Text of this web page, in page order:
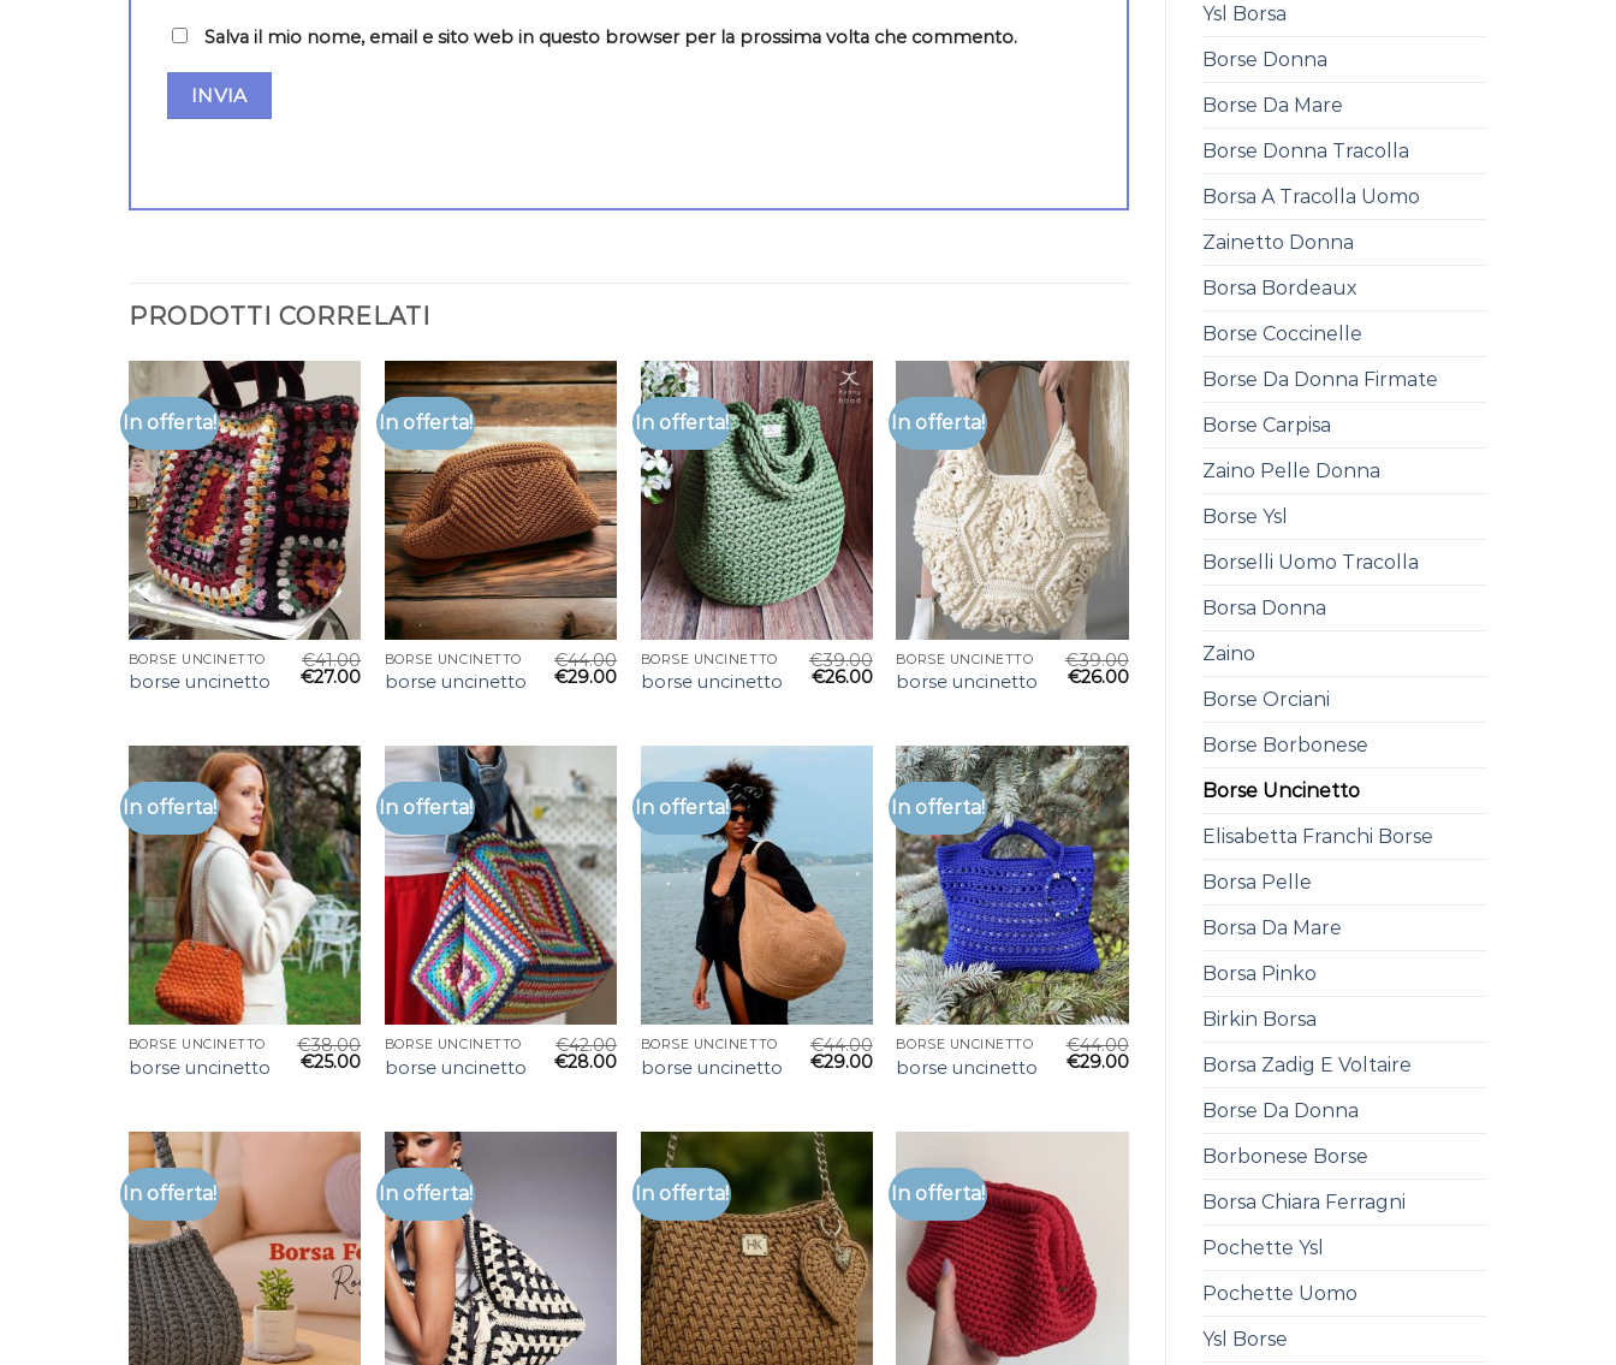
Ysl Borsa
Borse Donna
Borse Da Mare
Borse Donna Tracolla
Borsa A Tracolla Uomo
Zainetto Donna
Borsa Bordeaux
Borse Coccinelle
Borse Da Donna Firmate
Borse Carpisa
Zaino Pelle Donna
Borse Ysl
Borselli Uomo Tracolla
Borsa Donna
Zaino
Borse Orciani
Borse Borbonese
Borse Uncinetto
Elisabetta Franchi Borse
Borsa Pelle
Borsa Da Mare
Borsa Pinko
Birkin Borsa
Borsa Zadig E Voltaire
Borse Da Donna
Borbonese Borse
Borsa Chiara Ferragni
Pochette Ysl
Pochette Uomo
Ysl Borse
Salva il mio nome, email e sito web in questo browser per la prossima volta che commento.
PRODOTTI CORRELATI
In offerta!
BORSE UNCINETTO
borse uncinetto
€41.00
€27.00
In offerta!
BORSE UNCINETTO
borse uncinetto
€44.00
€29.00
In offerta!
BORSE UNCINETTO
borse uncinetto
€39.00
€26.00
In offerta!
BORSE UNCINETTO
borse uncinetto
€39.00
€26.00
In offerta!
BORSE UNCINETTO
borse uncinetto
€38.00
€25.00
In offerta!
BORSE UNCINETTO
borse uncinetto
€42.00
€28.00
In offerta!
BORSE UNCINETTO
borse uncinetto
€44.00
€29.00
In offerta!
BORSE UNCINETTO
borse uncinetto
€44.00
€29.00
In offerta! In offerta! In offerta! In offerta!